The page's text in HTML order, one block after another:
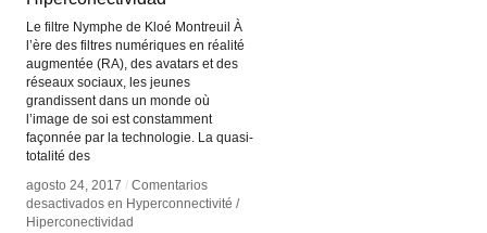
Le filtre Nymphe de Kloé Montreuil À
l’ère des filtres numériques en réalité
augmentée (RA), des avatars et des
réseaux sociaux, les jeunes
grandissent dans un monde où
l’image de soi est constamment
façonnée par la technologie. La quasi-
totalité des
agosto 24, 2017 / Comentarios
desactivados en Hyperconnectivité /
Hiperconectividad
agosto 24, 2017 / Comentarios
desactivados en Hyperconnectivité /
Hiperconectividad